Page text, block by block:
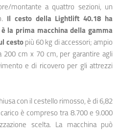
montante a quattro sezioni, un
Il cesto della Lightlift 40.18 ha
è la prima macchina della gamma
cestopiù 60 kg di accessori; ampio
cm x 70 cm, per garantire agli
e di ricovero per gli attrezzi
con il cestello rimosso, è di 6,82
è compreso tra 8.700 e 9.000
scelta. La macchina può